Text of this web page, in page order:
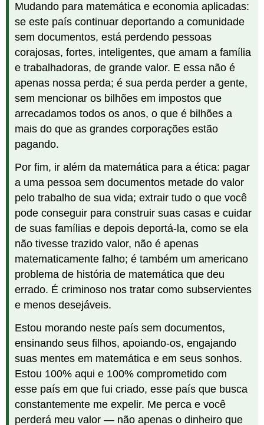
Mudando para matemática e economia aplicadas:
se este país continuar deportando a comunidade
sem documentos, está perdendo pessoas
corajosas, fortes, inteligentes, que amam a família
e trabalhadoras, de grande valor. E essa não é
apenas nossa perda; é sua perda perder a gente,
sem mencionar os bilhões em impostos que
arrecadamos todos os anos, o que é bilhões a
mais do que as grandes corporações estão
pagando.
Por fim, ir além da matemática para a ética: pagar
a uma pessoa sem documentos metade do valor
pelo trabalho de sua vida; extrair tudo o que você
pode conseguir para construir suas casas e cuidar
de suas famílias e depois deportá-la, como se ela
não tivesse trazido valor, não é apenas
matematicamente falho; é também um americano
problema de história de matemática que deu
errado. É criminoso nos tratar como subservientes
e menos desejáveis.
Estou morando neste país sem documentos,
ensinando seus filhos, apoiando-os, engajando
suas mentes em matemática e em seus sonhos.
Estou 100% aqui e 100% comprometido com
esse país em que fui criado, esse país que busca
constantemente me expelir. Me perca e você
perderá meu valor — não apenas o dinheiro que